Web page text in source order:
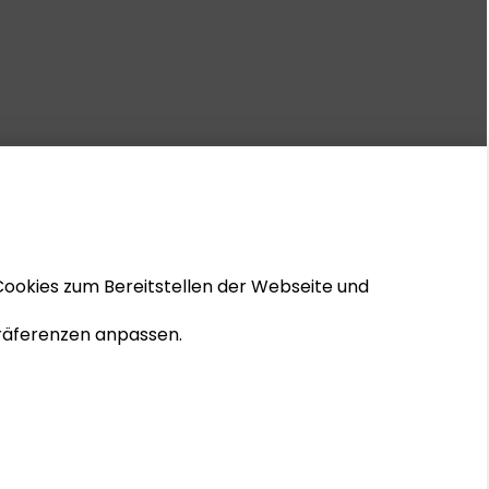
zum Bereitstellen der Webseite und
anpassen.